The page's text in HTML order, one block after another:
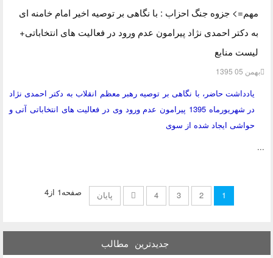
مهم=> جزوه جنگ احزاب : با نگاهی بر توصیه اخیر امام خامنه ای
به دکتر احمدی نژاد پیرامون عدم ورود در فعالیت های انتخاباتی+
لیست منابع
بهمن 05 1395
یادداشت حاضر، با نگاهی بر توصیه رهبر معظم انقلاب به دکتر احمدی نژاد
در شهریورماه 1395 پیرامون عدم ورود وی در فعالیت های انتخاباتی آتی و
حواشی ایجاد شده از سوی
...
صفحه1 از4 1
2
3
4 پایان
جدیدترین مطالب